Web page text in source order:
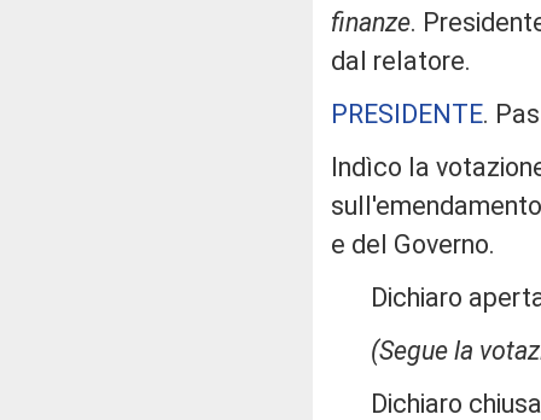
finanze.
dal relatore.
PRESIDENTE.
Indìco la
e del Governo.
Dichiaro
(Segue la
Dichiaro